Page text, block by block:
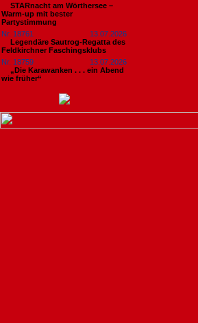
STARnacht am Wörthersee –
Warm-up mit bester
Partystimmung
Nr. 18761
13.07.2026
Legendäre Sautrog-Regatta des
Feldkirchner Faschingsklubs
Nr. 18759
13.07.2026
„Die Karawanken . . . ein Abend
wie früher“